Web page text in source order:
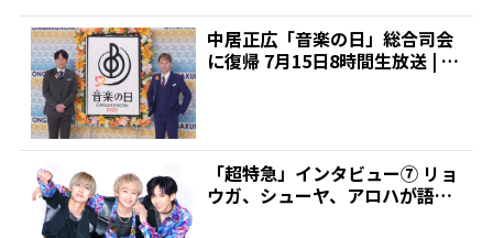
中居正広「音楽の日」総合司会
に復帰 7月15日8時間生放送 | 推
「超特急」インタビュー⑦ リョ
ウガ、シューヤ、アロハが語る